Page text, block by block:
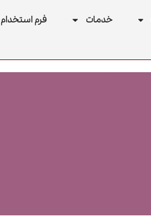
خدمات فرم استخدام